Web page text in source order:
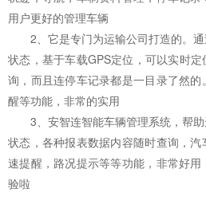
用户更好的管理车辆
2、它是专门为运输公司打造的。
状态，基于车载GPS定位，可以实时
询，而且连停车记录都是一目录了然
醒等功能，非常的实用
3、安智连智能车辆管理系统，帮
状态，各种报表数据内容随时查询，
速提醒，路况提示等等功能，非常好
验啦